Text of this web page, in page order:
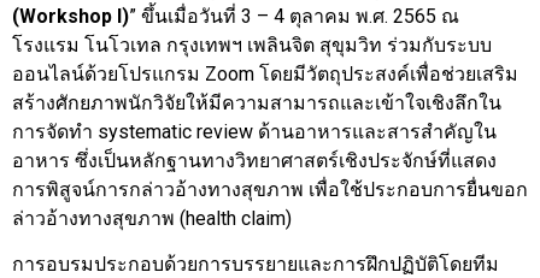
(Workshop I)” ขึ้นเมื่อวันที่ 3 – 4 ตุลาคม พ.ศ. 2565 ณ
โรงแรม โนโวเทล กรุงเทพฯ เพลินจิต สุขุมวิท ร่วมกับระบบ
ออนไลน์ด้วยโปรแกรม Zoom โดยมีวัตถุประสงค์เพื่อช่วยเสริม
สร้างศักยภาพนักวิจัยให้มีความสามารถและเข้าใจเชิงลึกใน
การจัดทำ systematic review ด้านอาหารและสารสำคัญใน
อาหาร ซึ่งเป็นหลักฐานทางวิทยาศาสตร์เชิงประจักษ์ที่แสดง
การพิสูจน์การกล่าวอ้างทางสุขภาพ เพื่อใช้ประกอบการยื่นขอก
ล่าวอ้างทางสุขภาพ (health claim)
การอบรมประกอบด้วยการบรรยายและการฝึกปฏิบัติโดยทีม